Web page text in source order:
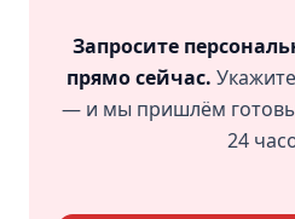
Запросите
прямо сейчас.
— и мы пришлём
24